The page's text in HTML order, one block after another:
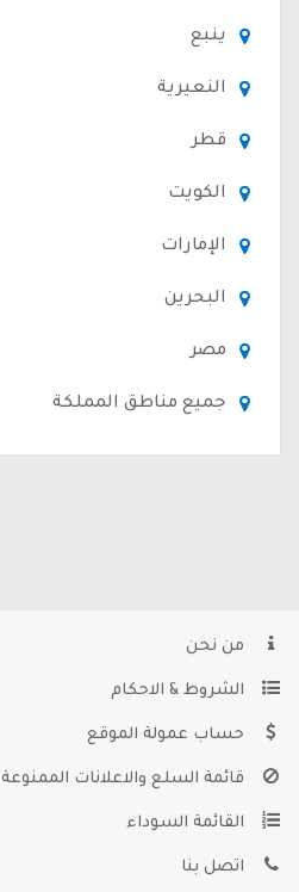
ينبع
النعيرية
قطر
الكويت
الإمارات
البحرين
مصر
جميع مناطق المملكة
من نحن
الشروط & الاحكام
حساب عمولة الموقع
قائمة السلع والاعلانات الممنوعة
القائمة السوداء
اتصل بنا